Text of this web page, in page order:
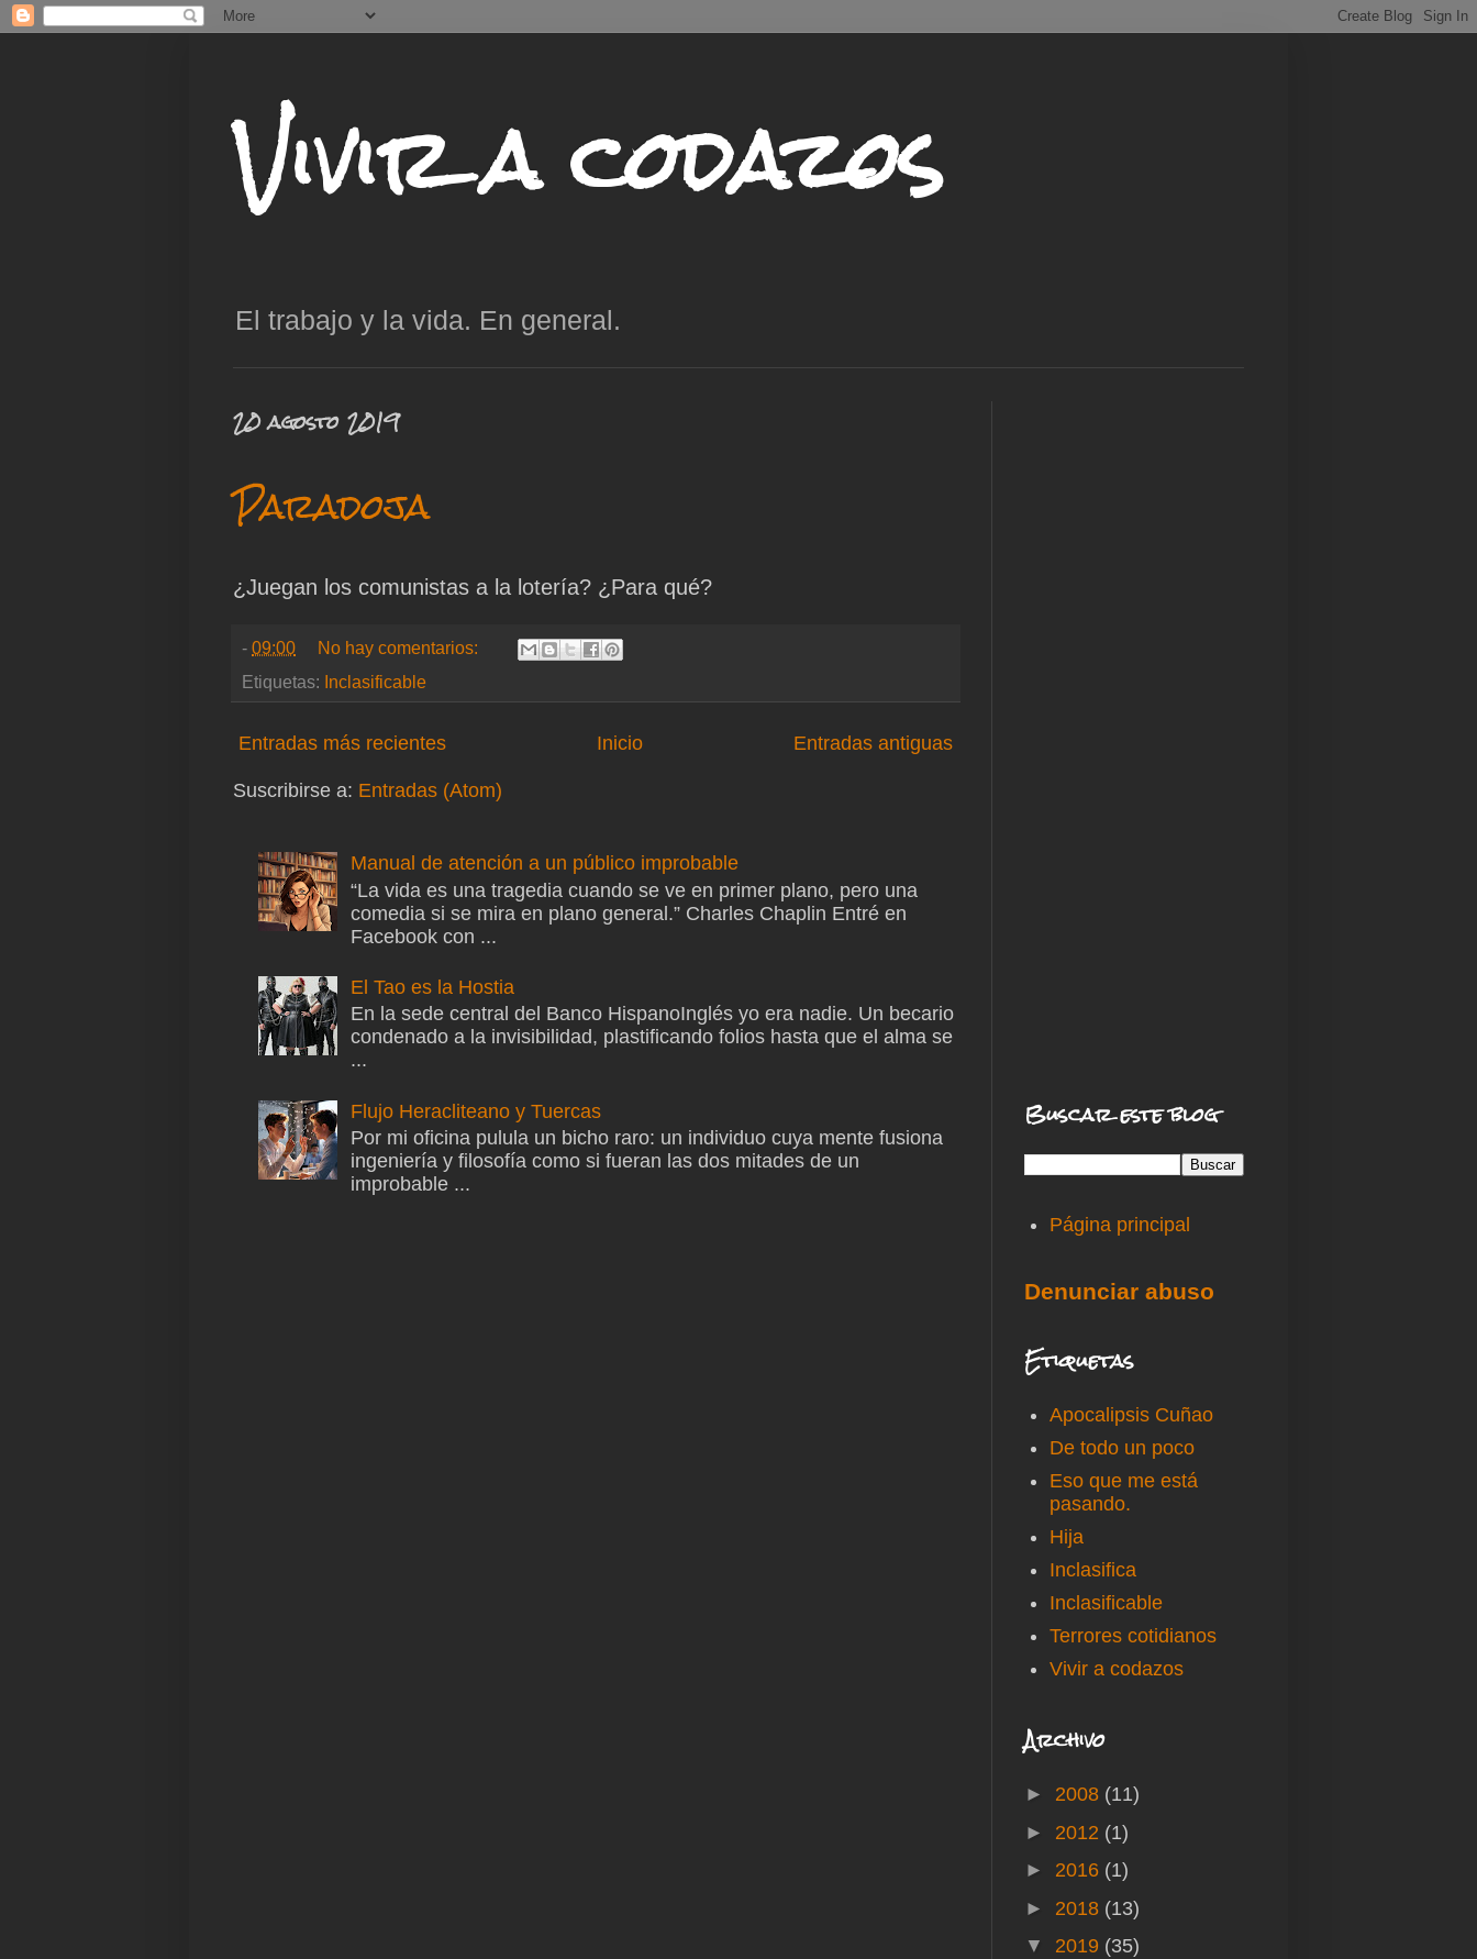
Vivir a codazos
El trabajo y la vida. En general.
20 agosto 2019
Paradoja
¿Juegan los comunistas a la lotería? ¿Para qué?
- 09:00
No hay comentarios:
Etiquetas: Inclasificable
Entradas más recientes Entradas antiguas
Inicio
Suscribirse a: Entradas (Atom)
Manual de atención a un público improbable
“La vida es una tragedia cuando se ve en primer plano, pero una
comedia si se mira en plano general.” Charles Chaplin Entré en
Facebook con ...
El Tao es la Hostia
En la sede central del Banco HispanoInglés yo era nadie. Un becario
condenado a la invisibilidad, plastificando folios hasta que el alma se
...
Flujo Heracliteano y Tuercas
Por mi oficina pulula un bicho raro: un individuo cuya mente fusiona
ingeniería y filosofía como si fueran las dos mitades de un
improbable ...
Buscar este blog
Página principal
Denunciar abuso
Etiquetas
Apocalipsis Cuñao
De todo un poco
Eso que me está
pasando.
Hija
Inclasifica
Inclasificable
Terrores cotidianos
Vivir a codazos
Archivo
► 2008 (11)
► 2012 (1)
► 2016 (1)
► 2018 (13)
▼ 2019 (35)